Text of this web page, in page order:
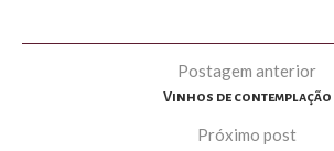
Postagem anterior
Vinhos de contemplação
Próximo post